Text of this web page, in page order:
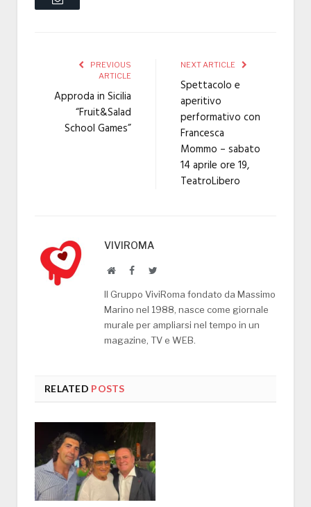
PREVIOUS
ARTICLE
Approda in Sicilia
“Fruit&Salad
School Games”
NEXT ARTICLE
Spettacolo e
aperitivo
performativo con
Francesca
Mommo – sabato
14 aprile ore 19,
TeatroLibero
VIVIROMA
WebsiteFacebookTwitter
Il Gruppo ViviRoma fondato da Massimo
Marino nel 1988, nasce come giornale
murale per ampliarsi nel tempo in un
magazine, TV e WEB.
RELATED POSTS